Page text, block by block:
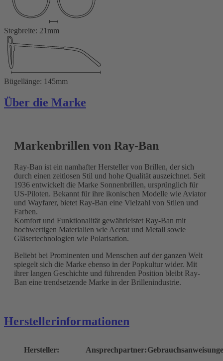
Stegbreite: 21mm
Bügellänge: 145mm
Über die Marke
Markenbrillen von Ray-Ban
Ray-Ban ist ein namhafter Hersteller von Brillen, der sich
durch einen zeitlosen Stil und hohe Qualität auszeichnet. Seit
1936 entwickelt die Marke Sonnenbrillen, ursprünglich für
US-Piloten. Bekannt für ihre ikonischen Modelle wie Aviator
und Wayfarer, bietet Ray-Ban eine Vielzahl von Stilen und
Farben.
Komfort und Funktionalität gewährleistet Ray-Ban mit
hochwertigen Materialien wie Acetat und Metall sowie
Gläsertechnologien wie Polarisation.
Beliebt bei Prominenten und Menschen auf der ganzen Welt
spiegelt sich die Marke ebenso in der Popkultur wider. Mit
ihrer langen Geschichte und führenden Position bleibt Ray-
Ban eine trendsetzende Marke in der Brillenindustrie.
Herstellerinformationen
Hersteller: Ansprechpartner: